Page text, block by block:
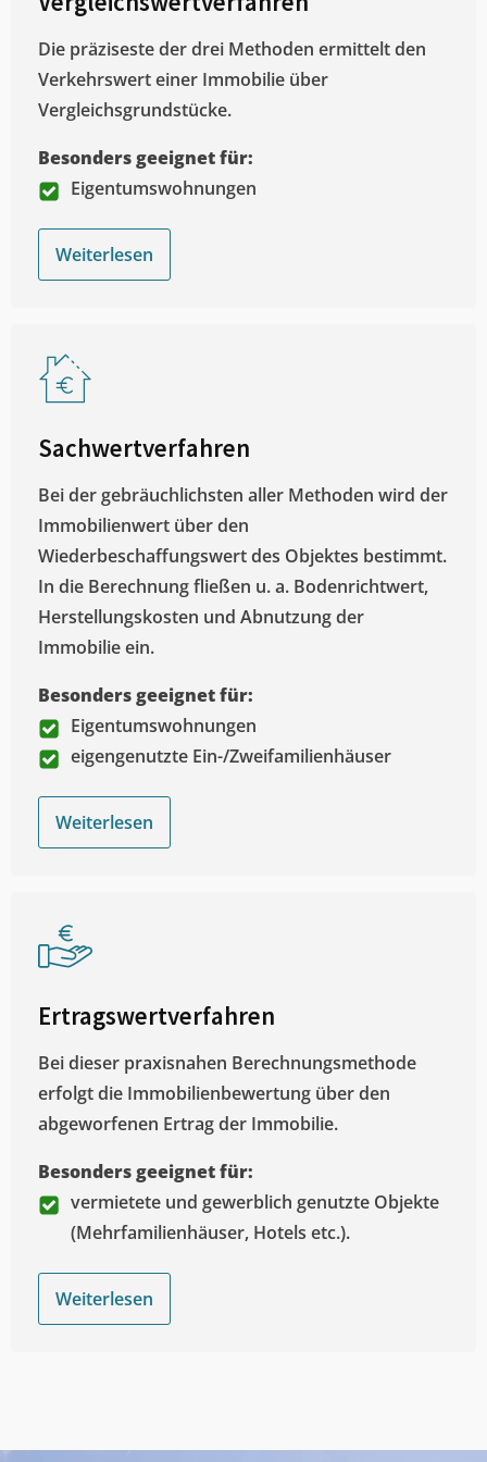
Die präziseste der drei Methoden ermittelt den
Verkehrswert einer Immobilie über
Vergleichsgrundstücke.
Besonders geeignet für:
Eigentumswohnungen
Weiterlesen
Sachwertverfahren
Bei der gebräuchlichsten aller Methoden wird der
Immobilienwert über den
Wiederbeschaffungswert des Objektes bestimmt.
In die Berechnung fließen u. a. Bodenrichtwert,
Herstellungskosten und Abnutzung der
Immobilie ein.
Besonders geeignet für:
Eigentumswohnungen
eigengenutzte Ein-/Zweifamilienhäuser
Weiterlesen
Ertragswertverfahren
Bei dieser praxisnahen Berechnungsmethode
erfolgt die Immobilienbewertung über den
abgeworfenen Ertrag der Immobilie.
Besonders geeignet für:
vermietete und gewerblich genutzte Objekte
(Mehrfamilienhäuser, Hotels etc.).
Weiterlesen